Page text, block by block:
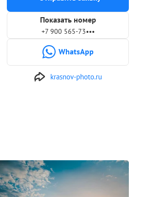
Показать номер
+7 900 565-73•••
WhatsApp
krasnov-photo.ru